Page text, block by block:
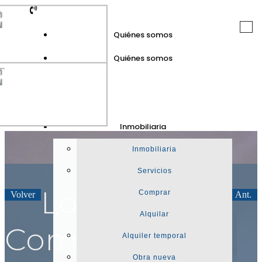
Quiénes somos
Quiénes somos
Inmobiliaria
Inmobiliaria
Servicios
Comprar
Alquilar
Alquiler temporal
Obra nueva
Volver Ant.
Local
Comercial en